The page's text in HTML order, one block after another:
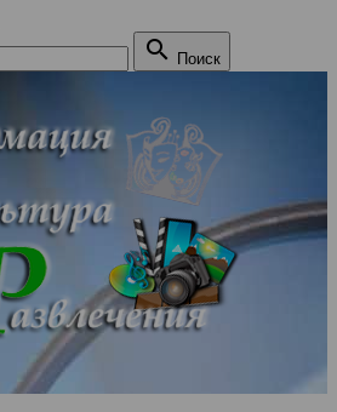
 Поиск